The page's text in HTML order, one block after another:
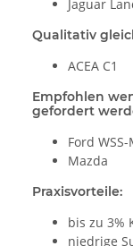
Jaguar
Qualitativ
ACEA C1
Empfohlen
gefordert
Ford
Mazda
Praxisvorteile:
bis zu 3%
niedrige